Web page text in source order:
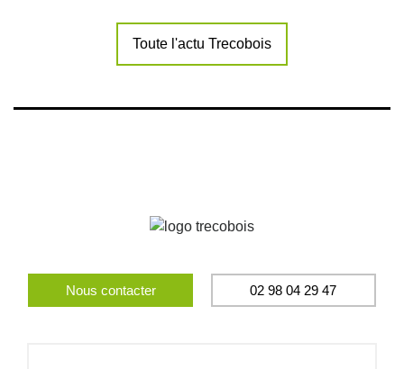
Toute l'actu Trecobois
Nous contacter 02 98 04 29 47